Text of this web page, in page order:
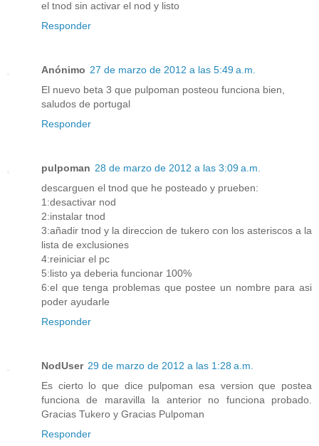
el tnod sin activar el nod y listo
Responder
Anónimo 27 de marzo de 2012 a las 5:49 a.m.
El nuevo beta 3 que pulpoman posteou funciona bien,
saludos de portugal
Responder
pulpoman 28 de marzo de 2012 a las 3:09 a.m.
descarguen el tnod que he posteado y prueben:
1:desactivar nod
2:instalar tnod
3:añadir tnod y la direccion de tukero con los asteriscos a la
lista de exclusiones
4:reiniciar el pc
5:listo ya deberia funcionar 100%
6:el que tenga problemas que postee un nombre para asi
poder ayudarle
Responder
NodUser 29 de marzo de 2012 a las 1:28 a.m.
Es cierto lo que dice pulpoman esa version que postea
funciona de maravilla la anterior no funciona probado.
Gracias Tukero y Gracias Pulpoman
Responder